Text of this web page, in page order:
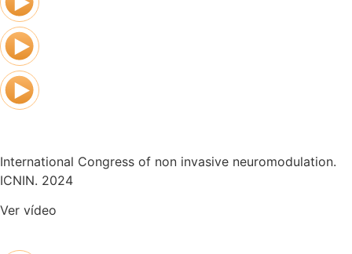
International Congress of non invasive neuromodulation.
ICNIN. 2024
Ver vídeo